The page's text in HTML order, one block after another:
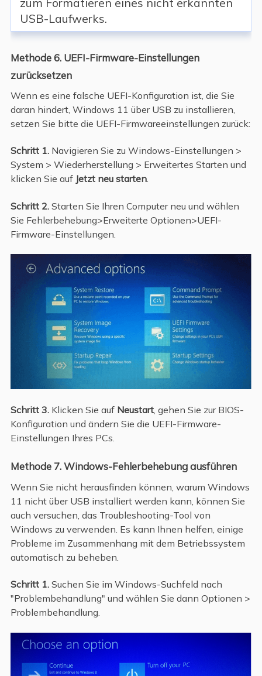
USB-Laufwerks.
Methode 6. UEFI-Firmware-Einstellungen
zurücksetzen
Wenn es eine falsche UEFI-Konfiguration ist, die Sie
daran hindert, Windows 11 über USB zu installieren,
setzen Sie bitte die UEFI-Firmwareeinstellungen zurück:
Schritt 1.Navigieren Sie zu Windows-Einstellungen >
System > Wiederherstellung > Erweitertes Starten und
klicken Sie auf Jetzt neu starten.
Schritt 2.Starten Sie Ihren Computer neu und wählen
Sie Fehlerbehebung>Erweiterte Optionen>UEFI-
Firmware-Einstellungen.
Schritt 3.Klicken Sie auf Neustart, gehen Sie zur BIOS-
Konfiguration und ändern Sie die UEFI-Firmware-
Einstellungen Ihres PCs.
Methode 7. Windows-Fehlerbehebung ausführen
Wenn Sie nicht herausfinden können, warum Windows
11 nicht über USB installiert werden kann, können Sie
auch versuchen, das Troubleshooting-Tool von
Windows zu verwenden. Es kann Ihnen helfen, einige
Probleme im Zusammenhang mit dem Betriebssystem
automatisch zu beheben.
Schritt 1.Suchen Sie im Windows-Suchfeld nach
"Problembehandlung" und wählen Sie dann Optionen >
Problembehandlung.